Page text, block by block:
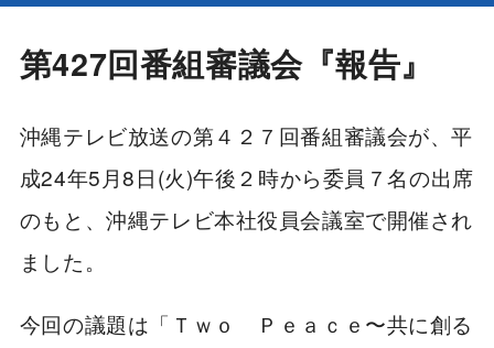
第427回番組審議会『報告』
沖縄テレビ放送の第４２７回番組審議会が、平
成24年5月8日(火)午後２時から委員７名の出席
のもと、沖縄テレビ本社役員会議室で開催され
ました。
今回の議題は「Ｔｗｏ Ｐｅａｃｅ〜共に創る